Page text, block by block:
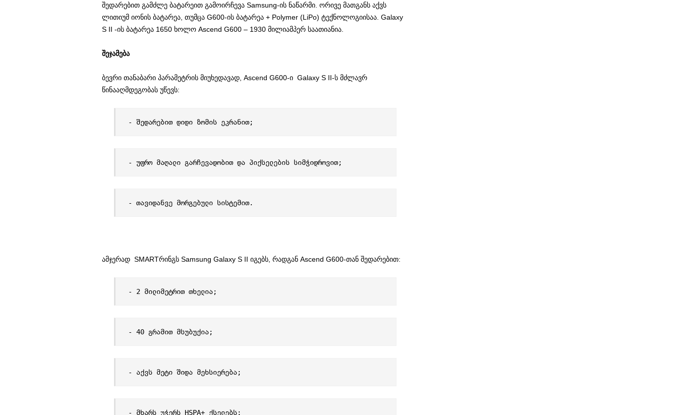
შედარებით გამძლე ბატარეით გამოირჩევა Samsung-ის ნაწარმი. ორივე მათგანს აქვს
ლითიუმ იონის ბატარეა, თუმცა G600-ის ბატარეა + Polymer (LiPo) ტექნოლოგიისაა. Galaxy
S II -ის ბატარეა 1650 ხოლო Ascend G600 – 1930 მილიამპერ საათიანია.
შეჯამება
ბევრი თანაბარი პარამეტრის მიუხედავად, Ascend G600-ი Galaxy S II-ს მძლავრ
წინააღმდეგობას უწევს:
- შედარებით დიდი ზომის ეკრანით;
- უფრო მაღალი გარჩევადობით და პიქსელების სიმჭიდროვით;
- თავიდანვე მორგებული სისტემით.
ამჯერად SMARTრინგს Samsung Galaxy S II იგებს, რადგან Ascend G600-თან შედარებით:
- 2 მილიმეტრით თხელია;
- 40 გრამით მსუბუქია;
- აქვს მეტი შიდა მეხსიერება;
- მხარს უჭერს HSPA+ ქსელებს;